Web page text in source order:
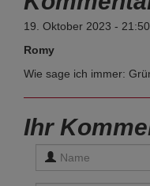
19. Oktober 2023 -
Romy
Wie sage ich immer:
Ihr